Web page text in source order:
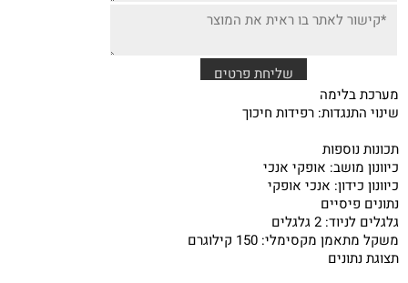
מערכת בלימה
שינוי התנגדות: רפידות חיכוך
תכונות נוספות
כיוונון מושב: אופקי אנכי
כיוונון כידון: אנכי אופקי
נתונים פיסיים
גלגלים לניוד: 2 גלגלים
משקל מתאמן מקסימלי: 150 קילוגרם
תצוגת נתונים